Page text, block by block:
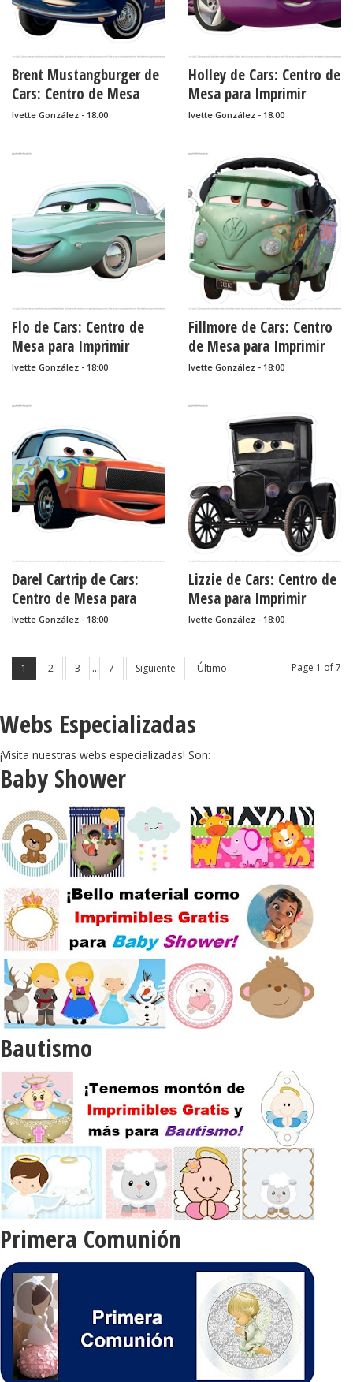
Brent Mustangburger de
Cars: Centro de Mesa
para Imprimir Gratis.
Ivette González - 18:00
Holley de Cars: Centro de
Mesa para Imprimir
Gratis.
Ivette González - 18:00
Flo de Cars: Centro de
Mesa para Imprimir
Gratis.
Ivette González - 18:00
Fillmore de Cars: Centro
de Mesa para Imprimir
Gratis.
Ivette González - 18:00
Darel Cartrip de Cars:
Centro de Mesa para
Imprimir Gratis.
Ivette González - 18:00
Lizzie de Cars: Centro de
Mesa para Imprimir
Gratis.
Ivette González - 18:00
Page 1 of 7
1 2 3 ... 7 Siguiente Último
Webs Especializadas
¡Visita nuestras webs especializadas! Son:
Baby Shower
Bautismo
Primera Comunión